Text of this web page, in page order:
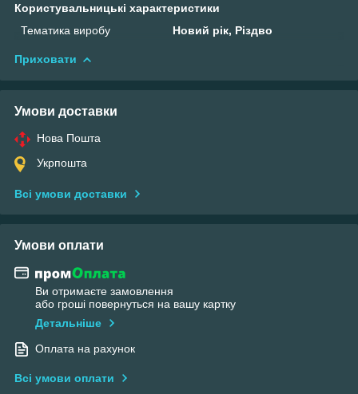
Користувальницькі характеристики
Тематика виробу
Новий рік, Різдво
Приховати
Умови доставки
Нова Пошта
Укрпошта
Всі умови доставки
Умови оплати
Ви отримаєте замовлення
або гроші повернуться на вашу картку
Детальніше
Оплата на рахунок
Всі умови оплати